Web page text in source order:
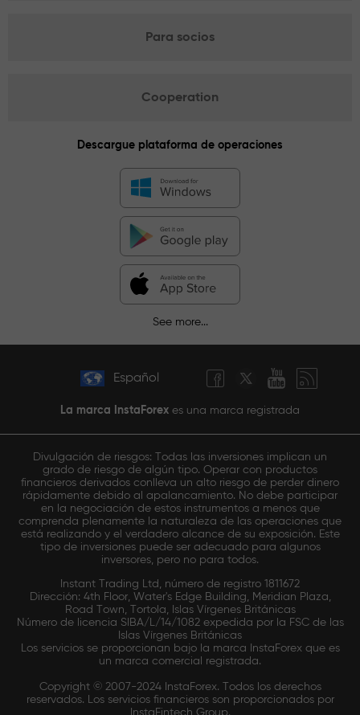
Para socios
Cooperation
Descargue plataforma de operaciones
See more...
Español
La marca InstaForex es una marca registrada
Divulgación de riesgos: Todas las inversiones implican un
grado de riesgo de algún tipo. Operar con productos
financieros derivados conlleva un alto riesgo de perder dinero
rápidamente debido al apalancamiento. No debe participar
en la negociación de estos instrumentos a menos que
comprenda plenamente la naturaleza de las operaciones que
está realizando y el verdadero alcance de su exposición. Este
tipo de inversiones puede ser adecuado para algunos
inversores, pero no para todos.
Instant Trading Ltd, número de registro 1811672
Dirección: 4th Floor, Water's Edge Building, Meridian Plaza,
Road Town, Tortola, Islas Vírgenes Británicas
Número de licencia SIBA/L/14/1082 expedida por la FSC de las
Islas Vírgenes Británicas
Los servicios se proporcionan bajo la marca InstaForex que es
un marca comercial registrada.
Copyright © 2007-2024 InstaForex. Todos los derechos
reservados. Los servicios financieros son proporcionados por
InstaFintech Group.